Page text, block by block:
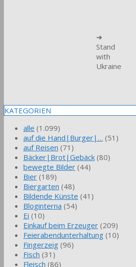
➜
Stand
with
Ukraine
KATEGORIEN
alle (1.099)
auf die Hand|Burger|… (51)
auf Reisen (71)
Bäcker|Brot|Gebäck (80)
bewegte Bilder (44)
Bier (189)
Biergarten (48)
Bildende Künste (41)
Bloginterna (54)
Ei (10)
Einkauf beim Erzeuger (209)
Feierabendunterhaltung (10)
Fingerzeig (96)
Fisch (31)
Fleisch (86)